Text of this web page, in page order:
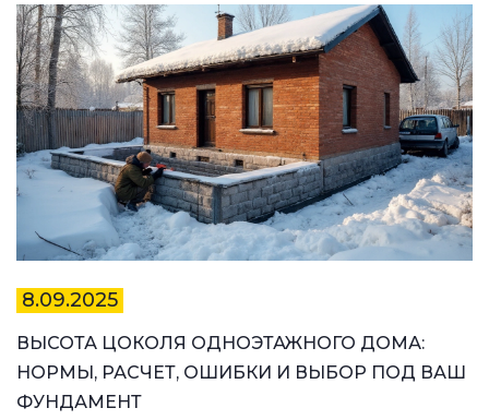
8.09.2025
ВЫСОТА ЦОКОЛЯ ОДНОЭТАЖНОГО ДОМА:
НОРМЫ, РАСЧЕТ, ОШИБКИ И ВЫБОР ПОД ВАШ
ФУНДАМЕНТ